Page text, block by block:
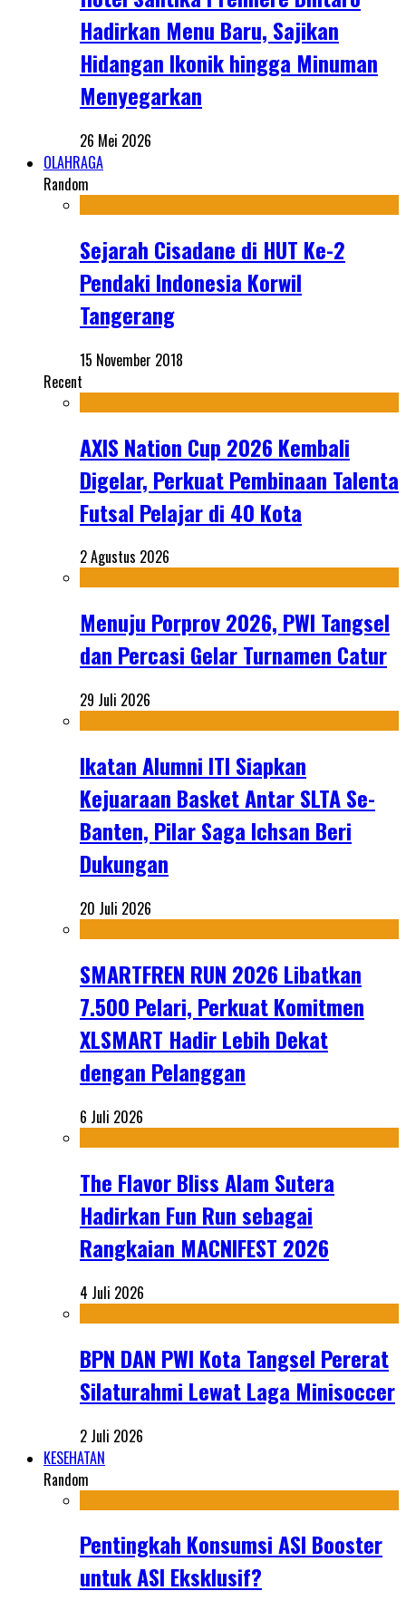
Hadirkan Menu Baru, Sajikan
Hidangan Ikonik hingga Minuman
Menyegarkan
26 Mei 2026
OLAHRAGA
Random
Sejarah Cisadane di HUT Ke-2
Pendaki Indonesia Korwil
Tangerang
15 November 2018
Recent
AXIS Nation Cup 2026 Kembali
Digelar, Perkuat Pembinaan Talenta
Futsal Pelajar di 40 Kota
2 Agustus 2026
Menuju Porprov 2026, PWI Tangsel
dan Percasi Gelar Turnamen Catur
29 Juli 2026
Ikatan Alumni ITI Siapkan
Kejuaraan Basket Antar SLTA Se-
Banten, Pilar Saga Ichsan Beri
Dukungan
20 Juli 2026
SMARTFREN RUN 2026 Libatkan
7.500 Pelari, Perkuat Komitmen
XLSMART Hadir Lebih Dekat
dengan Pelanggan
6 Juli 2026
The Flavor Bliss Alam Sutera
Hadirkan Fun Run sebagai
Rangkaian MACNIFEST 2026
4 Juli 2026
BPN DAN PWI Kota Tangsel Pererat
Silaturahmi Lewat Laga Minisoccer
2 Juli 2026
KESEHATAN
Random
Pentingkah Konsumsi ASI Booster
untuk ASI Eksklusif?